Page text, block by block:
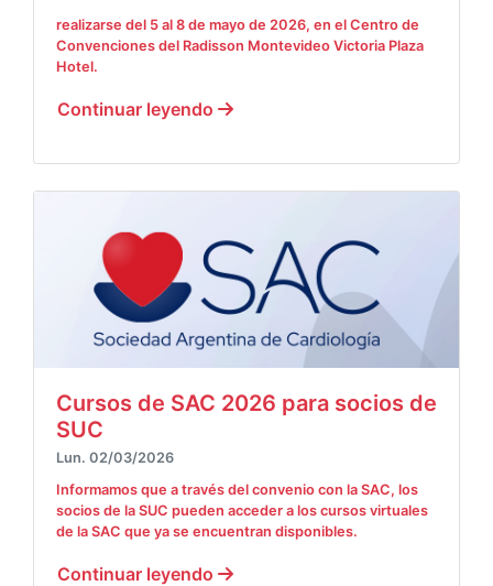
realizarse del 5 al 8 de mayo de 2026, en el Centro de
Convenciones del Radisson Montevideo Victoria Plaza
Hotel.
Continuar leyendo
Cursos de SAC 2026 para socios de
SUC
Lun. 02/03/2026
Informamos que a través del convenio con la SAC, los
socios de la SUC pueden acceder a los cursos virtuales
de la SAC que ya se encuentran disponibles.
Continuar leyendo